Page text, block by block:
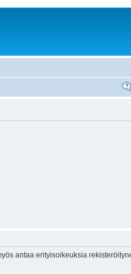
antaa erityisoikeuksia